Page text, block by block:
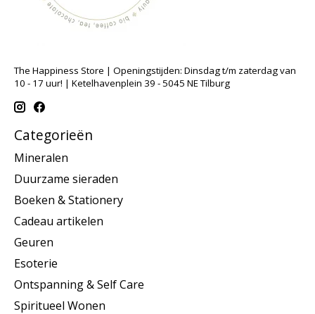
The Happiness Store | Openingstijden: Dinsdag t/m zaterdag van
10 - 17 uur! | Ketelhavenplein 39 - 5045 NE Tilburg
Categorieën
Mineralen
Duurzame sieraden
Boeken & Stationery
Cadeau artikelen
Geuren
Esoterie
Ontspanning & Self Care
Spiritueel Wonen